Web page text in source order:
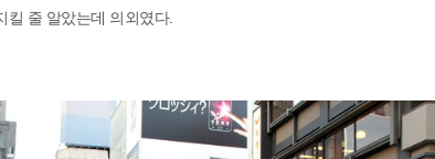
킬 줄 알았는데 의외였다.